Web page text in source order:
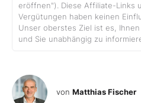
eröffnen"). Diese Affiliate-Links
Vergütungen haben keinen
Unser oberstes Ziel ist es,
und Sie unabhängig zu
von Matthias Fischer